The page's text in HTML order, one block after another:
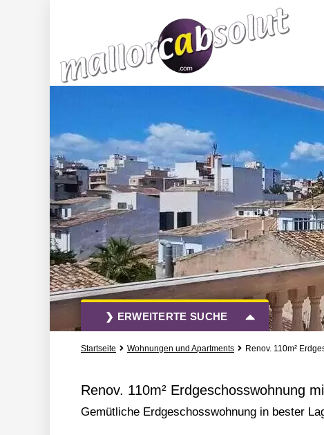
❯ ERWEITERTE SUCHE
Vermietung und Verkauf Alle
» mehr Such-Optionen
Startseite Wohnungen und Apartments Renov. 110m²
Renov. 110m² Erdgeschosswohnung
Gemütliche Erdgeschosswohnung in bester